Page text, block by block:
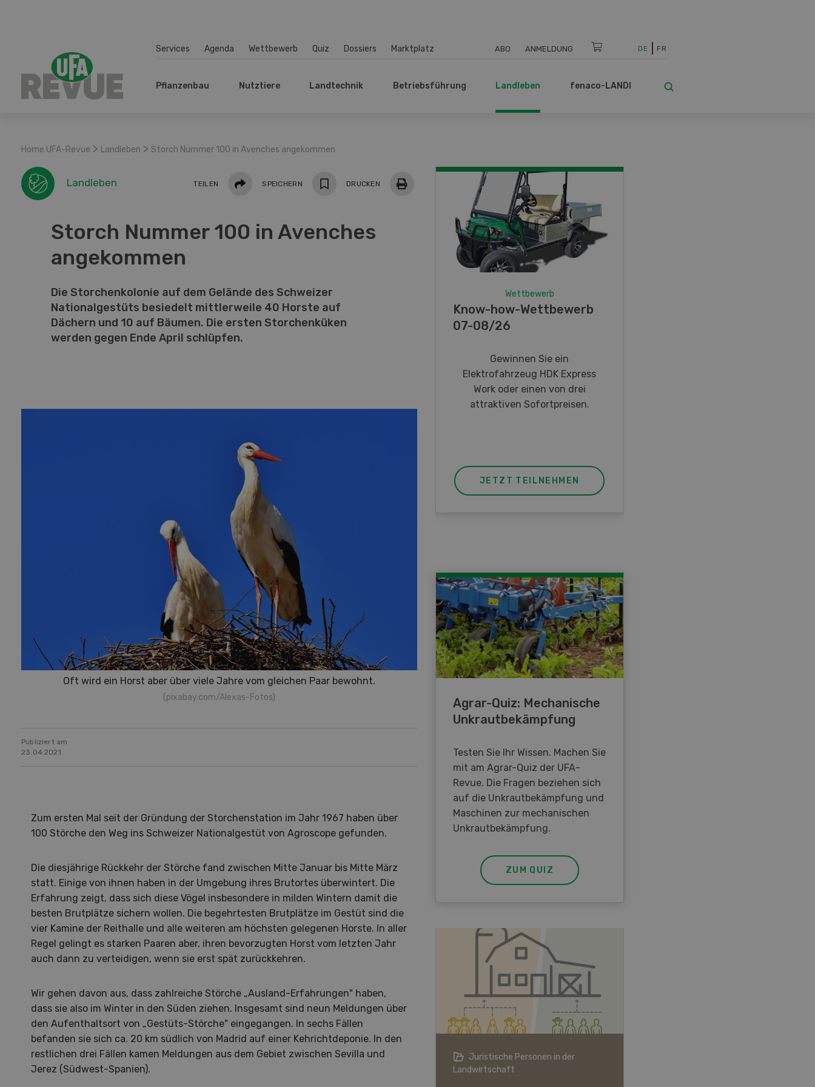
Services Agenda Wettbewerb Quiz Dossiers Marktplatz ABO ANMELDUNG DE FR
Pflanzenbau Nutztiere Landtechnik Betriebsführung Landleben fenaco-LANDI
Home UFA-Revue > Landleben > Storch Nummer 100 in Avenches angekommen
Landleben TEILEN Teilen SPEICHERN DRUCKEN
Storch Nummer 100 in Avenches
angekommen
Die Storchenkolonie auf dem Gelände des Schweizer
Nationalgestüts besiedelt mittlerweile 40 Horste auf
Dächern und 10 auf Bäumen. Die ersten Storchenküken
werden gegen Ende April schlüpfen.
Oft wird ein Horst aber über viele Jahre vom gleichen Paar bewohnt.
(pixabay.com/Alexas-Fotos)
Publiziert am
23.04.2021
Zum ersten Mal seit der Gründung der Storchenstation im Jahr 1967 haben über
100 Störche den Weg ins Schweizer Nationalgestüt von Agroscope gefunden.
Die diesjährige Rückkehr der Störche fand zwischen Mitte Januar bis Mitte März
statt. Einige von ihnen haben in der Umgebung ihres Brutortes überwintert. Die
Erfahrung zeigt, dass sich diese Vögel insbesondere in milden Wintern damit die
besten Brutplätze sichern wollen. Die begehrtesten Brutplätze im Gestüt sind die
vier Kamine der Reithalle und alle weiteren am höchsten gelegenen Horste. In aller
Regel gelingt es starken Paaren aber, ihren bevorzugten Horst vom letzten Jahr
auch dann zu verteidigen, wenn sie erst spät zurückkehren.
Wir gehen davon aus, dass zahlreiche Störche „Ausland-Erfahrungen" haben,
dass sie also im Winter in den Süden ziehen. Insgesamt sind neun Meldungen über
den Aufenthaltsort von „Gestüts-Störche" eingegangen. In sechs Fällen
befanden sie sich ca. 20 km südlich von Madrid auf einer Kehrichtdeponie. In den
restlichen drei Fällen kamen Meldungen aus dem Gebiet zwischen Sevilla und
Jerez (Südwest-Spanien).
Wettbewerb
Know-how-Wettbewerb
07-08/26
Gewinnen Sie ein
Elektrofahrzeug HDK Express
Work oder einen von drei
attraktiven Sofortpreisen.
JETZT TEILNEHMEN
Agrar-Quiz: Mechanische
Unkrautbekämpfung
Testen Sie Ihr Wissen. Machen Sie
mit am Agrar-Quiz der UFA-
Revue. Die Fragen beziehen sich
auf die Unkrautbekämpfung und
Maschinen zur mechanischen
Unkrautbekämpfung.
ZUM QUIZ
Hof in neuer Hand Landwirtschaft im Klimawandel
Juristische Personen in der
Landwirtschaft